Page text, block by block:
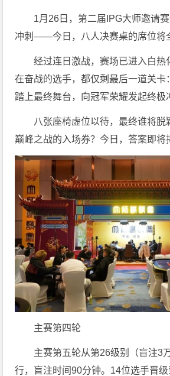
1月26日，第二届IPG大师邀请
冲刺——今日，八人决赛桌的席位将
经过连日激战，赛场已进入白热
在奋战的选手，都仅剩最后一道关卡
踏上最终舞台，向冠军荣耀发起终极
八张座椅虚位以待，最终谁将脱
巅峰之战的入场券？今日，答案即将
主赛第四轮
主赛第五轮从第26级别（盲注3
行，盲注时间90分钟。14位选手晋